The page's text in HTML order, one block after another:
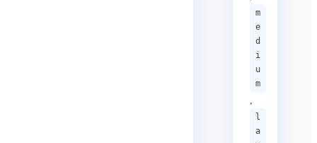
m
e
d
i
u
m
l
a